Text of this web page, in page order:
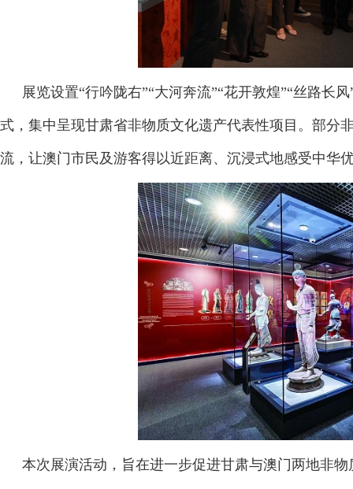
展览设置“行吟陇右”“大河奔流”“花开敦煌”“丝路长
式，集中呈现甘肃省非物质文化遗产代表性项目。部分
流，让澳门市民及游客得以近距离、沉浸式地感受中华
本次展演活动，旨在进一步促进甘肃与澳门两地非